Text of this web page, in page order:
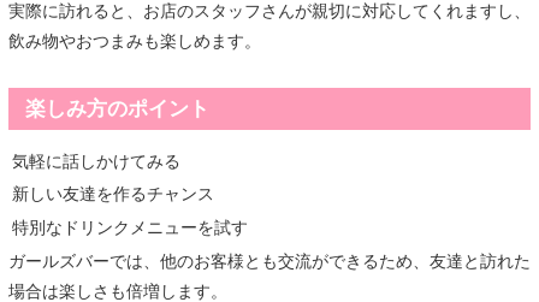
実際に訪れると、お店のスタッフさんが親切に対応してくれますし、
飲み物やおつまみも楽しめます。
楽しみ方のポイント
気軽に話しかけてみる
新しい友達を作るチャンス
特別なドリンクメニューを試す
ガールズバーでは、他のお客様とも交流ができるため、友達と訪れた
場合は楽しさも倍増します。